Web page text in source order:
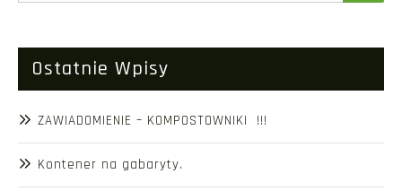
Ostatnie Wpisy
ZAWIADOMIENIE – KOMPOSTOWNIKI !!!
Kontener na gabaryty.